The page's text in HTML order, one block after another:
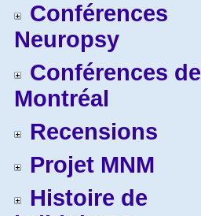
Conférences
Neuropsy
Conférences de
Montréal
Recensions
Projet MNM
Histoire de